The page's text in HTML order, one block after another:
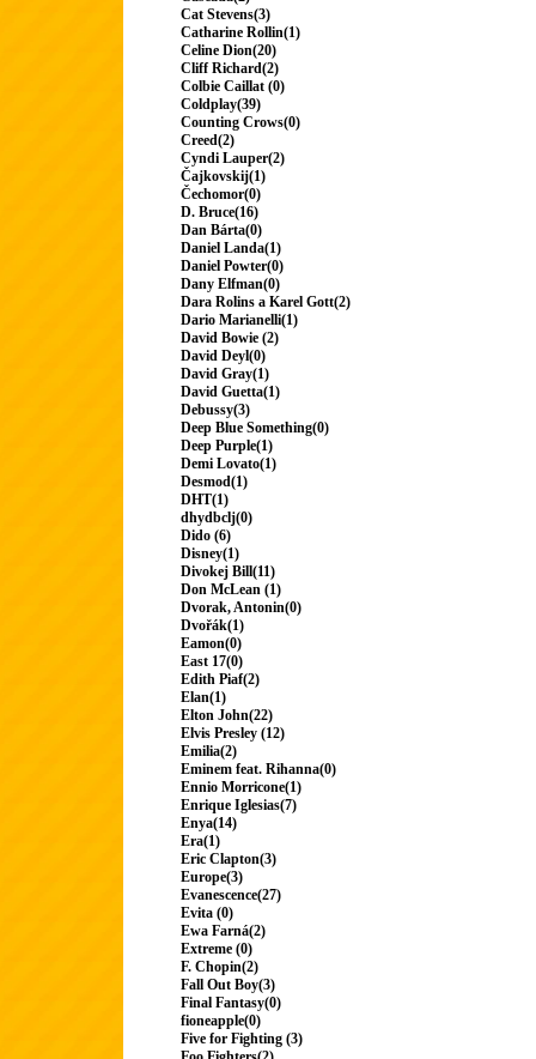
Cat Stevens(3)
Catharine Rollin(1)
Celine Dion(20)
Cliff Richard(2)
Colbie Caillat (0)
Coldplay(39)
Counting Crows(0)
Creed(2)
Cyndi Lauper(2)
Čajkovskij(1)
Čechomor(0)
D. Bruce(16)
Dan Bárta(0)
Daniel Landa(1)
Daniel Powter(0)
Dany Elfman(0)
Dara Rolins a Karel Gott(2)
Dario Marianelli(1)
David Bowie (2)
David Deyl(0)
David Gray(1)
David Guetta(1)
Debussy(3)
Deep Blue Something(0)
Deep Purple(1)
Demi Lovato(1)
Desmod(1)
DHT(1)
dhydbclj(0)
Dido (6)
Disney(1)
Divokej Bill(11)
Don McLean (1)
Dvorak, Antonin(0)
Dvořák(1)
Eamon(0)
East 17(0)
Edith Piaf(2)
Elan(1)
Elton John(22)
Elvis Presley (12)
Emilia(2)
Eminem feat. Rihanna(0)
Ennio Morricone(1)
Enrique Iglesias(7)
Enya(14)
Era(1)
Eric Clapton(3)
Europe(3)
Evanescence(27)
Evita (0)
Ewa Farná(2)
Extreme (0)
F. Chopin(2)
Fall Out Boy(3)
Final Fantasy(0)
fioneapple(0)
Five for Fighting (3)